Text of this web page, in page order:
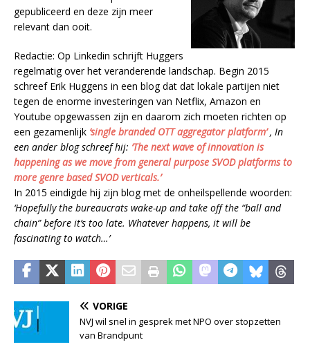
gepubliceerd en deze zijn meer
relevant dan ooit.
Redactie: Op Linkedin schrijft Huggers
regelmatig over het veranderende landschap. Begin 2015
schreef Erik Huggens in een blog dat dat lokale partijen niet
tegen de enorme investeringen van Netflix, Amazon en
Youtube opgewassen zijn en daarom zich moeten richten op
een gezamenlijk ‘single branded OTT aggregator platform’, In
een ander blog schreef hij: ‘The next wave of innovation is
happening as we move from general purpose SVOD platforms to
more genre based SVOD verticals.’
In 2015 eindigde hij zijn blog met de onheilspellende woorden:
‘Hopefully the bureaucrats wake-up and take off the “ball and
chain” before it’s too late. Whatever happens, it will be
fascinating to watch…’
VORIGE
NVJ wil snel in gesprek met NPO over stopzetten
van Brandpunt